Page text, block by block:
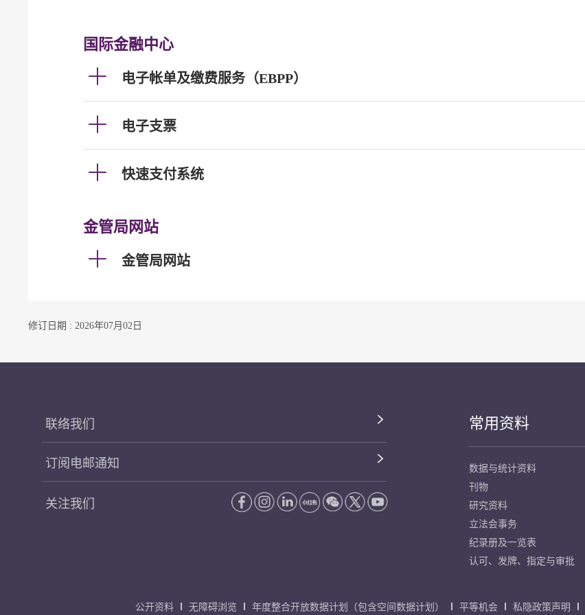
国际金融中心
电子帐单及缴费服务（EBPP）
电子支票
快速支付系统
金管局网站
金管局网站
修订日期 : 2026年07月02日
联络我们
订阅电邮通知
关注我们
常用资料
数据与统计资料
刊物
研究资料
立法会事务
纪录册及一览表
认可、发牌、指定与审批
公开资料 无障碍浏览 年度整合开放数据计划（包含空间数据计划） 平等机会 私隐政策声明